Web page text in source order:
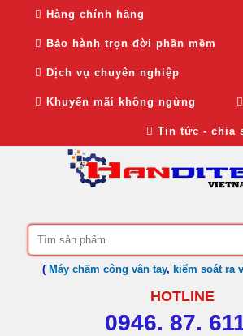
Hàng chính hãng
Bảo hành trọn đời phần mềm
Dịch vụ chuyên nghiệp
Khuyến mãi không ngừng
Tin tức - chia
( Máy chấm công vân tay, kiểm soát ra
HOTLINE
0946. 87.